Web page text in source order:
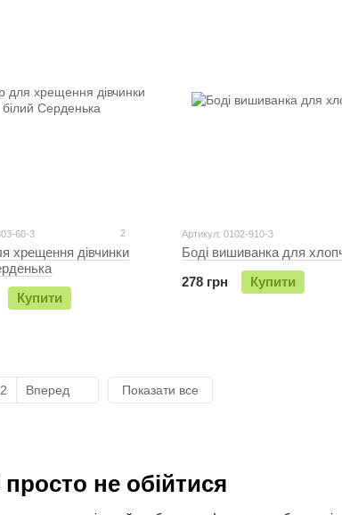
не обійтися
60-3 2
хрещення дiвчинки
Купити
Артикул: 0102-910-3
Бодi вишиванка для
278 грн
Купити
2 Вперед Показати все